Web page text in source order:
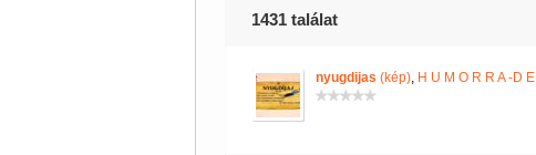
1431 találat
nyugdijas (kép), H U M O R R A -D